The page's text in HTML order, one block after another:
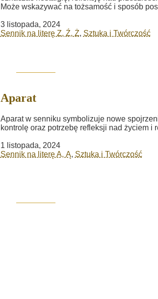
Może wskazywać na tożsamość i sposób
3 listopada, 2024
Sennik na literę Z, Ź, Ż, Sztuka i Twórczość
Aparat
Aparat w senniku symbolizuje nowe
kontrolę oraz potrzebę refleksji nad życiem i
1 listopada, 2024
Sennik na literę A, Ą, Sztuka i Twórczość